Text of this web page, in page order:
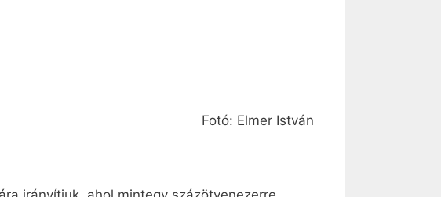
Fotó: Elmer István